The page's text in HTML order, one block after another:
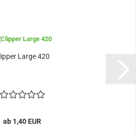
Large 420
ab 1,40 EUR